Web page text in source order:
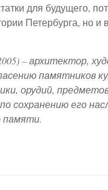
для будущего,
Петербурга, но и
– архитектор,
памятников
орудий,
сохранению его
памяти.